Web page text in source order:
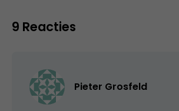
9 Reacties
Pieter Grosfeld